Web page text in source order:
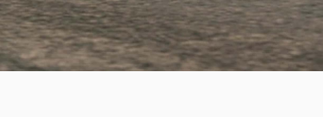
SUPERSPORT
950
950 S
SCRAMBLER
Overview
Icon Dark